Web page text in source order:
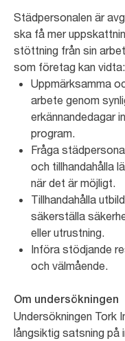
Städpersonalen är
ska få mer
stöttning från sin
som företag kan vidta:
Uppmärksamma
arbete genom
erkännandedagar
program.
Fråga
och tillhandahålla
när det är möjligt.
Tillhandahålla
säkerställa
eller utrustning.
Införa stödjande
och välmående.
Om undersökningen
Undersökningen Tork
långsiktig satsning på